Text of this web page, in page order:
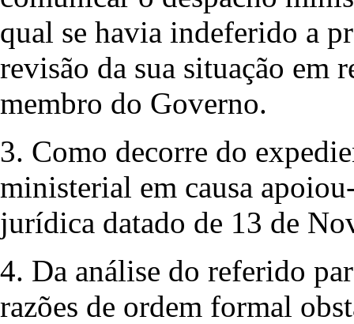
qual se havia indeferido a
revisão da sua situação em
membro do Governo.
3. Como decorre do
ministerial em causa
jurídica datado de 13 de
4. Da análise do referido
razões de ordem formal